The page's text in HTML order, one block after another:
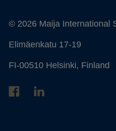
© 2026 Maija International
Elimäenkatu 17-19
FI-00510 Helsinki, Finland